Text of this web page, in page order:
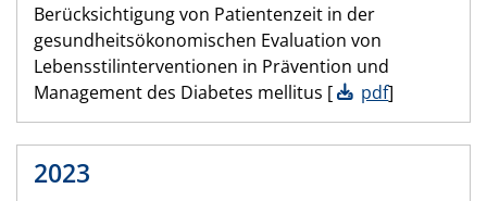
Berücksichtigung von Patientenzeit in der
gesundheitsökonomischen Evaluation von
Lebensstilinterventionen in Prävention und
Management des Diabetes mellitus [
pdf]
2023